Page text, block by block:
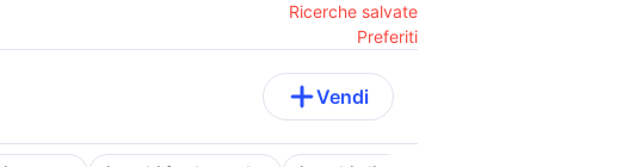
Ricerche salvate
Preferiti
Vendi